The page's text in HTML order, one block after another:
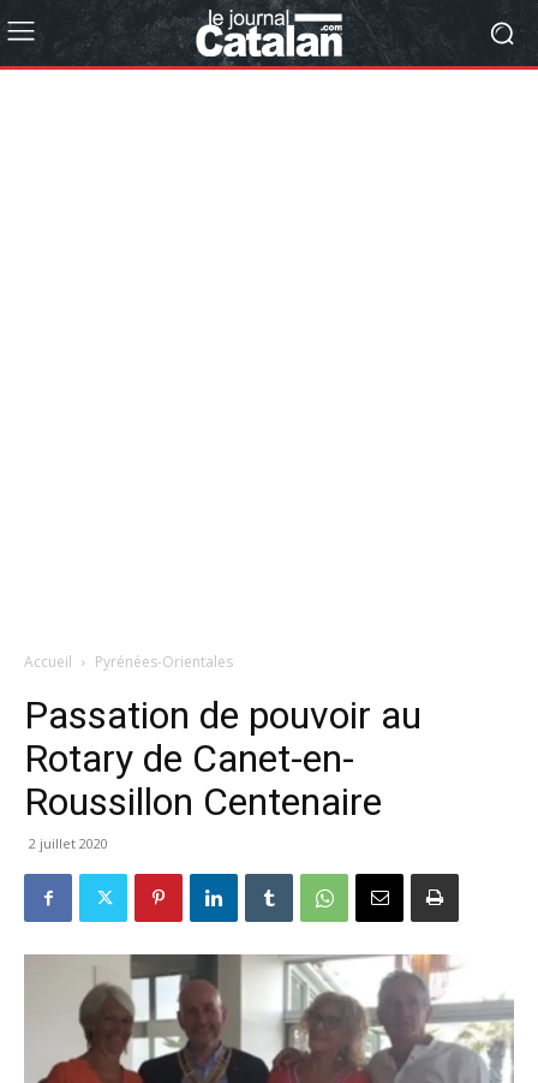
Accueil Pyrénées-Orientales
Passation de pouvoir au
Rotary de Canet-en-
Roussillon Centenaire
2 juillet 2020